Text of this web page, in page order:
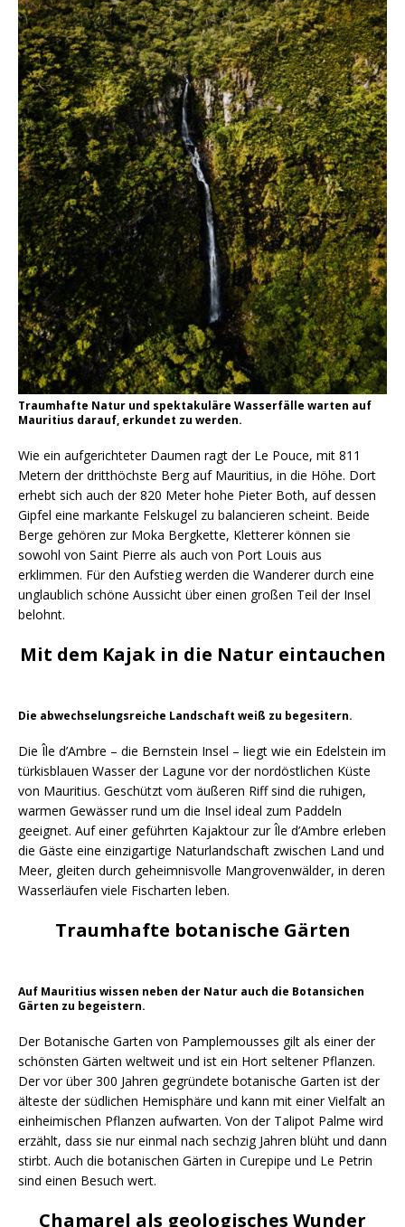
Traumhafte Natur und spektakuläre Wasserfälle warten auf
Mauritius darauf, erkundet zu werden.
Wie ein aufgerichteter Daumen ragt der Le Pouce, mit 811
Metern der dritthöchste Berg auf Mauritius, in die Höhe. Dort
erhebt sich auch der 820 Meter hohe Pieter Both, auf dessen
Gipfel eine markante Felskugel zu balancieren scheint. Beide
Berge gehören zur Moka Bergkette, Kletterer können sie
sowohl von Saint Pierre als auch von Port Louis aus
erklimmen. Für den Aufstieg werden die Wanderer durch eine
unglaublich schöne Aussicht über einen großen Teil der Insel
belohnt.
Mit dem Kajak in die Natur eintauchen
Die abwechselungsreiche Landschaft weiß zu begesitern.
Die Île d’Ambre – die Bernstein Insel – liegt wie ein Edelstein im
türkisblauen Wasser der Lagune vor der nordöstlichen Küste
von Mauritius. Geschützt vom äußeren Riff sind die ruhigen,
warmen Gewässer rund um die Insel ideal zum Paddeln
geeignet. Auf einer geführten Kajaktour zur Île d’Ambre erleben
die Gäste eine einzigartige Naturlandschaft zwischen Land und
Meer, gleiten durch geheimnisvolle Mangrovenwälder, in deren
Wasserläufen viele Fischarten leben.
Traumhafte botanische Gärten
Auf Mauritius wissen neben der Natur auch die Botansichen
Gärten zu begeistern.
Der Botanische Garten von Pamplemousses gilt als einer der
schönsten Gärten weltweit und ist ein Hort seltener Pflanzen.
Der vor über 300 Jahren gegründete botanische Garten ist der
älteste der südlichen Hemisphäre und kann mit einer Vielfalt an
einheimischen Pflanzen aufwarten. Von der Talipot Palme wird
erzählt, dass sie nur einmal nach sechzig Jahren blüht und dann
stirbt. Auch die botanischen Gärten in Curepipe und Le Petrin
sind einen Besuch wert.
Chamarel als geologisches Wunder